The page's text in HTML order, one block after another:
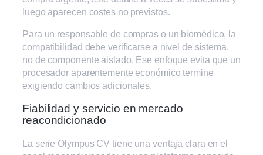
luego aparecen costes no previstos.
Para un responsable de compras o un biomédico, la
compatibilidad debe verificarse a nivel de sistema,
no de componente aislado. Ese enfoque evita que un
procesador aparentemente económico termine
exigiendo cambios adicionales.
Fiabilidad y servicio en mercado
reacondicionado
La serie Olympus CV tiene una ventaja clara en el